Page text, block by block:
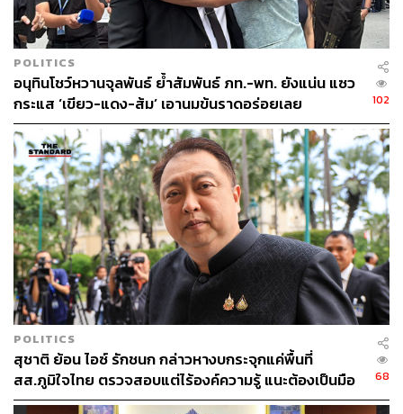
POLITICS
อนุทินโชว์หวานจุลพันธ์ ย้ำสัมพันธ์ ภท.-พท. ยังแน่น แซว
กระแส ‘เขียว-แดง-ส้ม’ เอานมข้นราดอร่อยเลย
102
POLITICS
สุชาติ ย้อน ไอซ์ รักชนก กล่าวหางบกระจุกแค่พื้นที่
สส.ภูมิใจไทย ตรวจสอบแต่ไร้องค์ความรู้ แนะต้องเป็นมือ
อาชีพกว่านี้
68